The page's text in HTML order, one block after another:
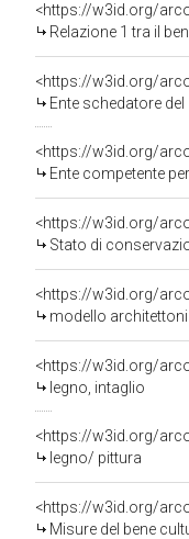
<https://w3id.org/
Relazione 1 tra il
<https://w3id.org/
Ente schedatore del
<https://w3id.org/
Ente competente
<https://w3id.org/
Stato di
<https://w3id.org/
modello
<https://w3id.org/
legno, intaglio
<https://w3id.org/
legno/ pittura
<https://w3id.org/
Misure del bene